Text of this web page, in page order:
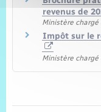
revenus de
Ministère
Impôt sur le
Ministère